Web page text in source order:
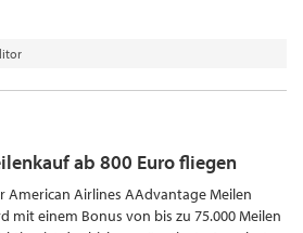
ab 800 Euro fliegen
American Airlines AAdvantage Meilen
mit einem Bonus von bis zu 75.000 Meilen